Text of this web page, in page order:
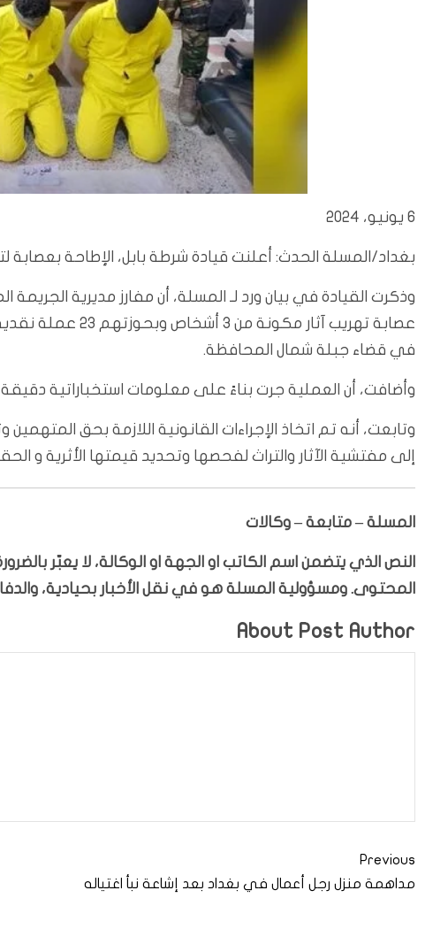
6 يونيو، 2024
بغداد/المسلة الحدث: أعلنت قيادة شرطة بابل، الإطاحة بعصابة لتهريب الاثار بحوزتها
وذكرت القيادة في بيان ورد لـ المسلة، أن مفارز مديرية
عصابة تهريب آثار
في قضاء جبلة شمال المحافظة.
وأضافت، أن العملية جرت بناءً على معلومات استخباراتية دقيقة
وتابعت، أنه تم اتخاذ الإجراءات القانونية اللازمة بحق
إلى مفتشية الآثار والتراث لفحصها وتحديد قيمتها الأثرية و
المسلة – متابعة – وكالات
النص الذي يتضمن اسم الكاتب او الجهة او الوكالة، لا يعبّر
المحتوى. ومسؤولية المسلة هو في نقل الأخبار بحيادية،
About Post Author
Previous
مداهمة منزل رجل أعمال في بغداد بعد إشاعة نبأ اغتياله